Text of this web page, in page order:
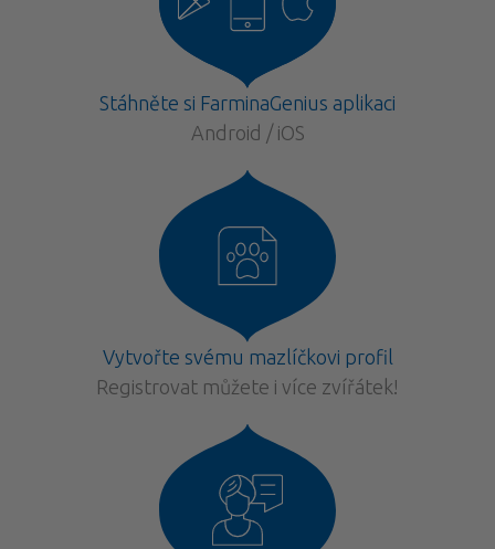
Stáhněte si FarminaGenius aplikaci
Android / iOS
Vytvořte svému mazlíčkovi profil
Registrovat můžete i více zvířátek!